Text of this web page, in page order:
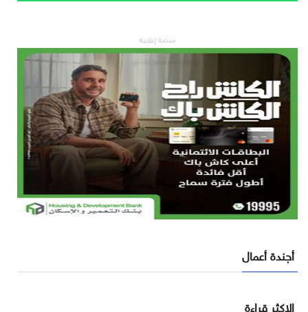
مساحة إعلانية
أجندة أعمال
الاكثر قراءة